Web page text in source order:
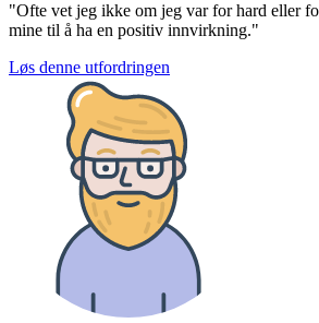
"Ofte vet jeg ikke om jeg var for hard eller
mine til å ha en positiv innvirkning."
Løs denne utfordringen